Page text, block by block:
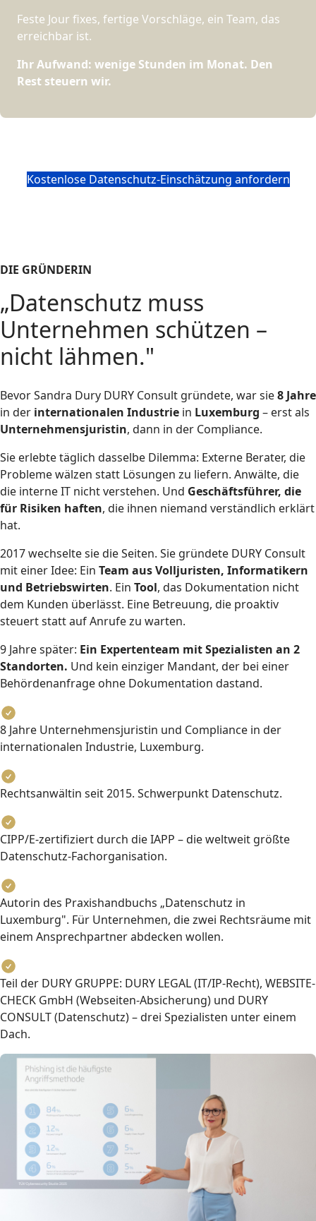
Feste Jour fixes, fertige Vorschläge, ein Team, das
erreichbar ist.
Ihr Aufwand: wenige Stunden im Monat. Den
Rest steuern wir.
Kostenlose Datenschutz-Einschätzung anfordern
DIE GRÜNDERIN
„Datenschutz muss
Unternehmen schützen –
nicht lähmen."
Bevor Sandra Dury DURY Consult gründete, war sie8 Jahre
in der internationalen Industrie in Luxemburg – erst als
Unternehmensjuristin, dann in der Compliance.
Sie erlebte täglich dasselbe Dilemma: Externe Berater, die
Probleme wälzen statt Lösungen zu liefern. Anwälte, die
die interne IT nicht verstehen. Und Geschäftsführer, die
für Risiken haften, die ihnen niemand verständlich erklärt
hat.
2017 wechselte sie die Seiten. Sie gründete DURY Consult
mit einer Idee: Ein Team aus Volljuristen, Informatikern
und Betriebswirten. Ein Tool, das Dokumentation nicht
dem Kunden überlässt. Eine Betreuung, die proaktiv
steuert statt auf Anrufe zu warten.
9 Jahre später: Ein Expertenteam mit Spezialisten an 2
Standorten. Und kein einziger Mandant, der bei einer
Behördenanfrage ohne Dokumentation dastand.
8 Jahre Unternehmensjuristin und Compliance in der
internationalen Industrie, Luxemburg.
Rechtsanwältin seit 2015. Schwerpunkt Datenschutz.
CIPP/E-zertifiziert durch die IAPP – die weltweit größte
Datenschutz-Fachorganisation.
Autorin des Praxishandbuchs „Datenschutz in
Luxemburg". Für Unternehmen, die zwei Rechtsräume mit
einem Ansprechpartner abdecken wollen.
Teil der DURY GRUPPE: DURY LEGAL (IT/IP-Recht), WEBSITE-
CHECK GmbH (Webseiten-Absicherung) und DURY
CONSULT (Datenschutz) – drei Spezialisten unter einem
Dach.